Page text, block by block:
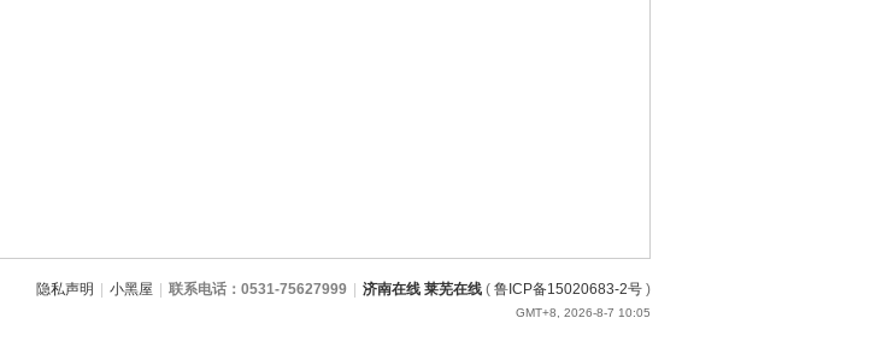
隐私声明 小黑屋 联系电话：0531-75627999 济南在线 莱芜在线 ( 鲁ICP备15020683-2号 )
GMT+8, 2026-8-7 10:05